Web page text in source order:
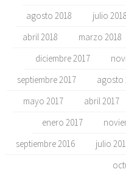
agosto 2018
julio 2018
abril 2018
marzo 2018
diciembre 2017
septiembre 2017
agosto
mayo 2017
abril 2017
enero 2017
septiembre 2016
julio